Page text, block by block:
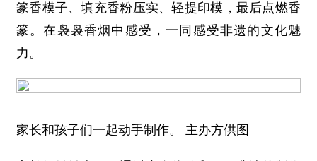
篆香模子、填充香粉压实、轻提印模，最后点燃香
篆。在袅袅香烟中感受，一同感受非遗的文化魅
力。
家长和孩子们一起动手制作。 主办方供图